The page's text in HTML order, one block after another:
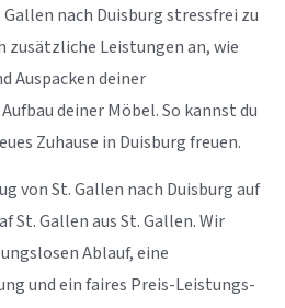
nach Duisburg stressfrei zu
Leistungen an, wie
Auspacken deiner
deiner Möbel. So kannst du
Zuhause in Duisburg freuen.
von St. Gallen nach Duisburg auf
St. Gallen aus St. Gallen. Wir
Ablauf, eine
und ein faires Preis-Leistungs-